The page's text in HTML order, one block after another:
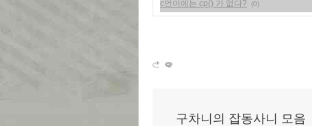
c언어에는 cp() 가 없다? (0)
구차니의 잡동사니 모음